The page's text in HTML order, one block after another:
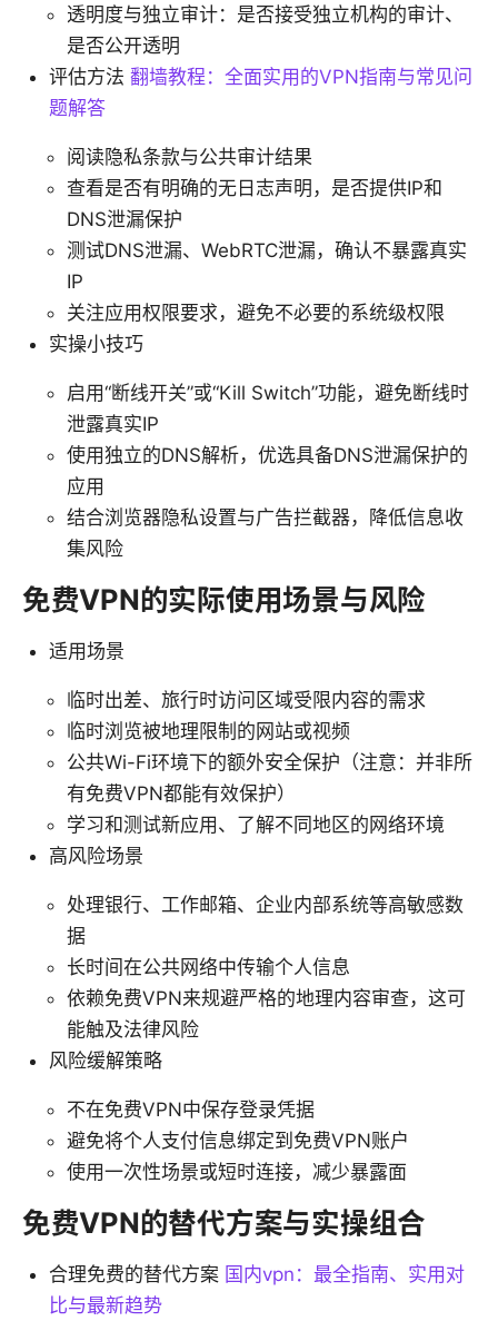
透明度与独立审计：是否接受独立机构的审计、
是否公开透明
评估方法 翻墙教程：全面实用的VPN指南与常见问
题解答
阅读隐私条款与公共审计结果
查看是否有明确的无日志声明，是否提供IP和
DNS泄漏保护
测试DNS泄漏、WebRTC泄漏，确认不暴露真实
IP
关注应用权限要求，避免不必要的系统级权限
实操小技巧
启用“断线开关”或“Kill Switch”功能，避免断线时
泄露真实IP
使用独立的DNS解析，优选具备DNS泄漏保护的
应用
结合浏览器隐私设置与广告拦截器，降低信息收
集风险
免费VPN的实际使用场景与风险
适用场景
临时出差、旅行时访问区域受限内容的需求
临时浏览被地理限制的网站或视频
公共Wi-Fi环境下的额外安全保护（注意：并非所
有免费VPN都能有效保护）
学习和测试新应用、了解不同地区的网络环境
高风险场景
处理银行、工作邮箱、企业内部系统等高敏感数
据
长时间在公共网络中传输个人信息
依赖免费VPN来规避严格的地理内容审查，这可
能触及法律风险
风险缓解策略
不在免费VPN中保存登录凭据
避免将个人支付信息绑定到免费VPN账户
使用一次性场景或短时连接，减少暴露面
免费VPN的替代方案与实操组合
合理免费的替代方案 国内vpn：最全指南、实用对
比与最新趋势